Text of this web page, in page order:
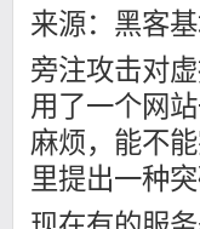
来源：黑客
旁注攻击对
用了一个网
麻烦，能不
里提出一种